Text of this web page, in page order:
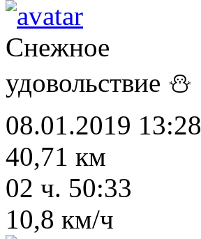
Снежное
удовольствие ⛄
08.01.2019 13:28
40,71 км
02 ч. 50:33
10,8 км/ч